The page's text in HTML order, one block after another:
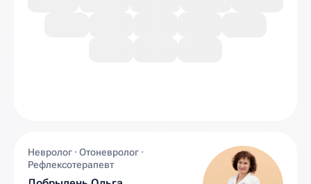
Невролог · Отоневролог ·
Рефлексотерапевт